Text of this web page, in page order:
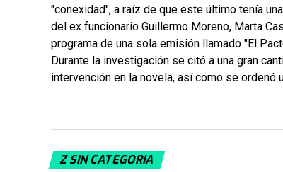
"conexidad", a raíz de que este último tenía
del ex funcionario Guillermo Moreno, Marta
programa de una sola emisión llamado "El
Durante la investigación se citó a una gran
intervención en la novela, así como se
Z SIN CATEGORIA